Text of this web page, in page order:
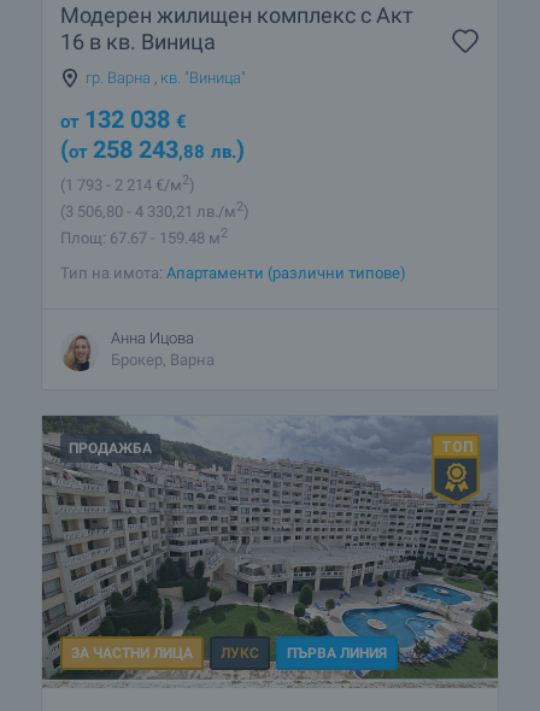
Модерен жилищен комплекс с Акт
16 в кв. Виница
гр. Варна кв. "Виница"
от 132 038 €
(от 258 243,88 лв.)
(1 793 - 2 214 €/м2)
(3 506,80 - 4 330,21 лв./м2)
Площ: 67.67 - 159.48 м2
Тип на имота: Апартаменти (различни типове)
Анна Ицова
Брокер, Варна
ПРОДАЖБА
ЗА ЧАСТНИ ЛИЦА ЛУКС ПЪРВА ЛИНИЯ